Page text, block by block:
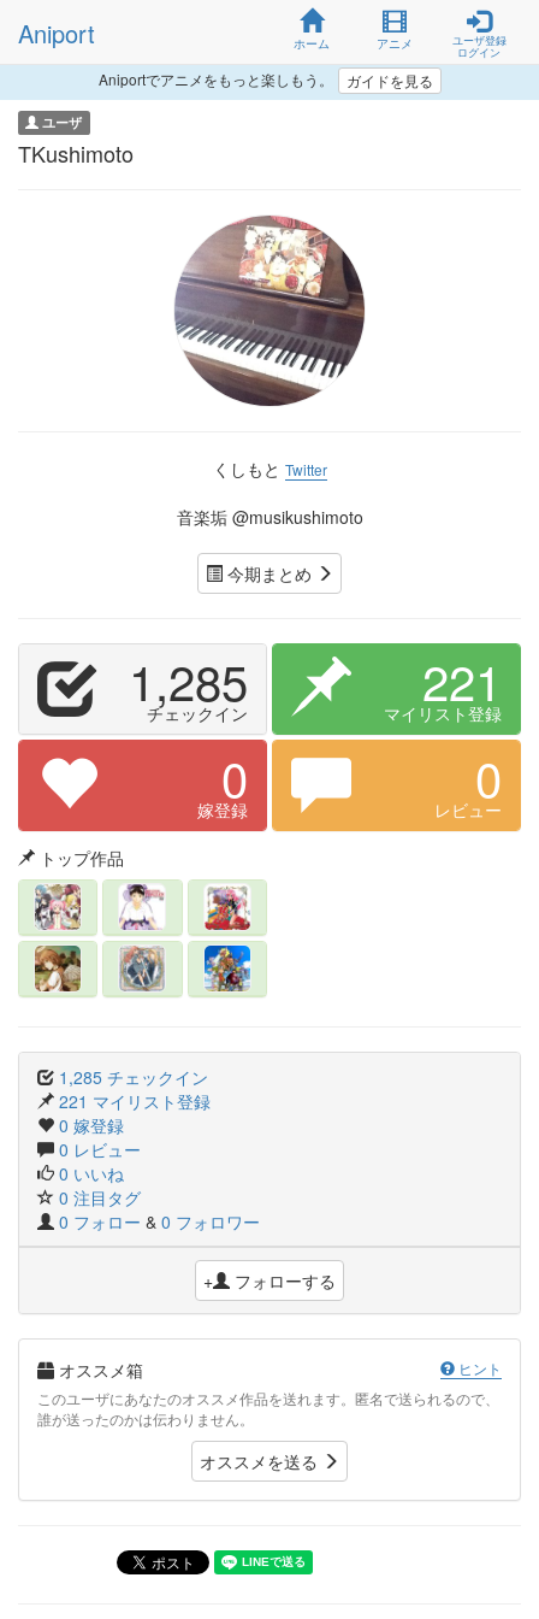
Aniport ホーム アニメ
ユーザ登録
ログイン
Aniportでアニメをもっと楽しもう。 ガイドを見る
ユーザ
TKushimoto
くしもと Twitter
音楽垢 @musikushimoto
今期まとめ
1,285
チェックイン 221
マイリスト登録
0
嫁登録 0
レビュー
トップ作品
1,285 チェックイン
221 マイリスト登録
0 嫁登録
0 レビュー
0 いいね
0 注目タグ
0 フォロー & 0 フォロワー
+ フォローする
オススメ箱
ヒント
このユーザにあなたのオススメ作品を送れます。匿名で送られるので、
誰が送ったのかは伝わりません。
オススメを送る